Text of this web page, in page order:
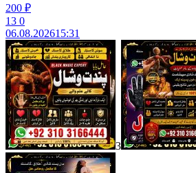
200 ₽
13 0
06.08.202615:31
3